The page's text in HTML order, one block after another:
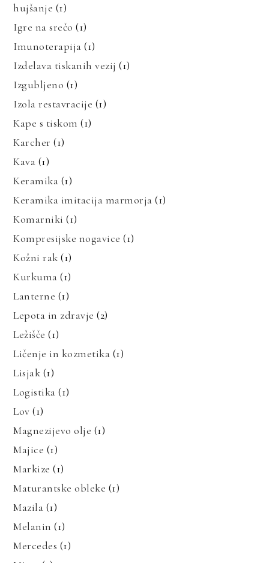
hujšanje (1)
Igre na srečo (1)
Imunoterapija (1)
Izdelava tiskanih vezij (1)
Izgubljeno (1)
Izola restavracije (1)
Kape s tiskom (1)
Karcher (1)
Kava (1)
Keramika (1)
Keramika imitacija marmorja (1)
Komarniki (1)
Kompresijske nogavice (1)
Kožni rak (1)
Kurkuma (1)
Lanterne (1)
Lepota in zdravje (2)
Ležišče (1)
Ličenje in kozmetika (1)
Lisjak (1)
Logistika (1)
Lov (1)
Magnezijevo olje (1)
Majice (1)
Markize (1)
Maturantske obleke (1)
Mazila (1)
Melanin (1)
Mercedes (1)